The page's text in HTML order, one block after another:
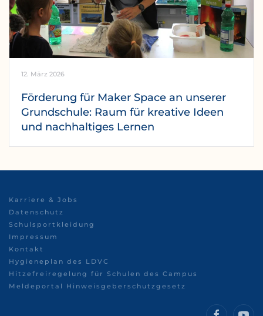
12. März 2026
Förderung für Maker Space an unserer
Grundschule: Raum für kreative Ideen
und nachhaltiges Lernen
Karriere & Jobs
Datenschutz
Schulsportkleidung
Impressum
Kontakt
Hygieneplan des LDVC
Hitzefreiregelung für Schulen des Campus
Meldeportal Hinweisgeberschutzgesetz